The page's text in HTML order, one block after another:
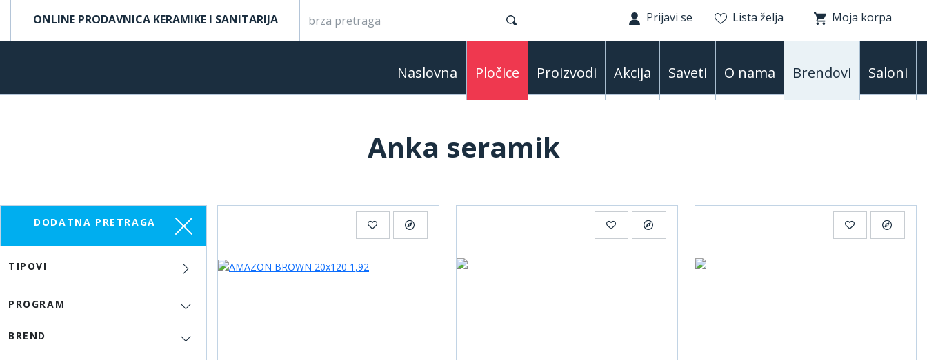
ONLINE PRODAVNICA KERAMIKE I SANITARIJA Prijavi se Lista želja Moja korpa
Naslovna Pločice Proizvodi Akcija Saveti O nama Brendovi Saloni
Anka seramik
DODATNA PRETRAGA
TIPOVI
PROGRAM
BREND